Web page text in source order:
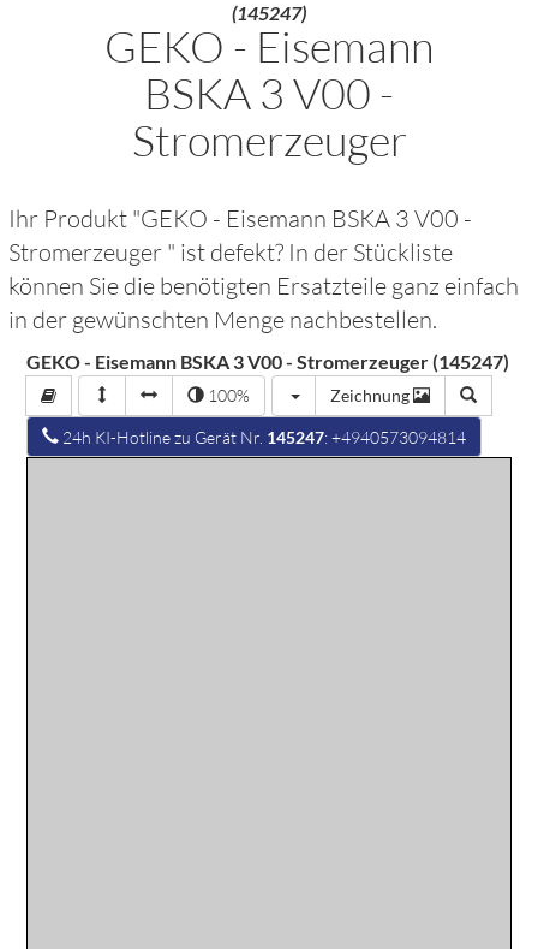
(145247)
GEKO - Eisemann
BSKA 3 V00 -
Stromerzeuger
Ihr Produkt "GEKO - Eisemann BSKA 3 V00 -
Stromerzeuger " ist defekt? In der Stückliste
können Sie die benötigten Ersatzteile ganz einfach
in der gewünschten Menge nachbestellen.
GEKO - Eisemann BSKA 3 V00 - Stromerzeuger (145247)
100% Zeichnung
24h KI-Hotline zu Gerät Nr. 145247: +4940573094814